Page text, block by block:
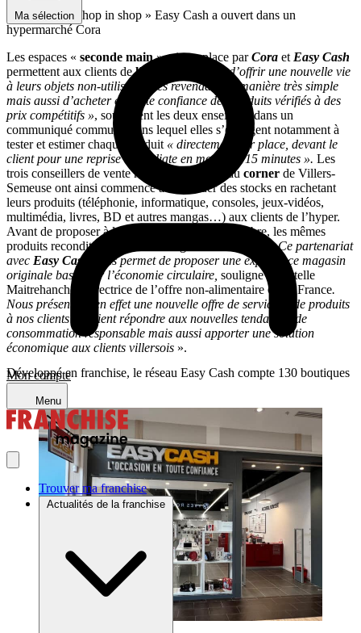
Ma sélection
Mon compte
Menu
Trouver ma franchise
Actualités de la franchise
Un sixième « shop in shop » Easy Cash a ouvert dans un
hypermarché Cora
Les espaces « seconde main» mis en place parCora et Easy Cash
permettent aux clients del’hypermarché
« d’offrir une nouvelle vie
à leurs objets non-utilisés en les revendant de manière très simple
mais aussi d’acheter en toute confiance des produits vérifiés à des
prix compétitifs », soulignent les deux enseignes dans un
communiqué commun. Dans lequel elles s’engagent notamment à
tester et estimer chaque produit « directement sur place, devant le
client pour une reprise immédiate en moins de 15 minutes ». Les
trois conseillers de vente rattachés au nouveau corner de Villers-
Semeuse ont ainsi commencé à constituer des stocks en rachetant
leurs produits (téléphonie, informatique, consoles, jeux-vidéos,
multimédia, livres, BD et autres mangas…) aux clients de l’hyper.
Avant de proposer à la vente, à partir du 21 octobre, les mêmes
produits reconditionnés, avec une garantie d’un an. «Ce partenariat
avec Easy Cash
nous permet de proposer une expérience magasin
originale basée sur l’économie circulaire, souligne Christelle
Maitrehanche, Directrice de l’offre non-alimentaire Cora France.
Nous présentons en effet une nouvelle offre de service et de produits
à nos clients qui vient répondre aux nouvelles tendances de
consommation responsable mais aussi apporter une solution
économique aux clients villersois ».
Développé en franchise, le réseau Easy Cash compte 130 boutiques
en France